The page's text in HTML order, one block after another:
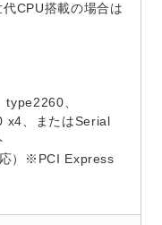
CPU搭載の場合は
、
、またはSerial
）※PCI Express